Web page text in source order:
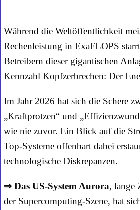
Während die Weltöffentlichkeit
Rechenleistung in ExaFLOPS
Betreibern dieser gigantischen
Kennzahl Kopfzerbrechen: Der
Im Jahr 2026 hat sich die Schere
„Kraftprotzen“ und
wie nie zuvor. Ein Blick auf die
Top-Systeme offenbart dabei
technologische Diskrepanzen.
⇒ Das US-System Aurora, lange
der Supercomputing-Szene, hat